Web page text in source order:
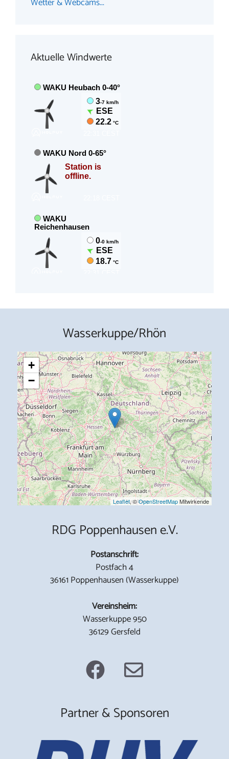
Aktuelle Windwerte
Wasserkuppe/Rhön
+
−
Leaflet, ©OpenStreetMapMitwirkende
RDG Poppenhausen e.V.
Postanschrift:
Postfach 4
36161 Poppenhausen (Wasserkuppe)
Vereinsheim:
Wasserkuppe 950
36129 Gersfeld
Partner & Sponsoren